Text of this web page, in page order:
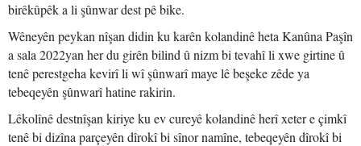
birêkûpêk a li şûnwar dest pê bike.
Wêneyên peykan nîşan didin ku karên kolandinê heta Kanûna Paşîn
a sala 2022yan her du girên bilind û nizm bi tevahî li xwe girtine û
tenê perestgeha kevirî li wî şûnwarî maye lê beşeke zêde ya
tebeqeyên şûnwarî hatine rakirin.
Lêkolînê destnîşan kiriye ku ev cureyê kolandinê herî xeter e çimkî
tenê bi dizîna parçeyên dîrokî bi sînor namîne, tebeqeyên dîrokî bi